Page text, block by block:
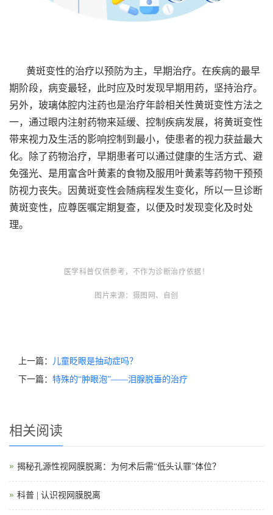
黄斑变性的治疗以预防为主，早期治疗。在疾病的最早
期阶段，病变最轻，此时应及时发现早期用药，坚持治疗。
另外，玻璃体腔内注药也是治疗年龄相关性黄斑变性方法之
一，通过眼内注射药物来延缓、控制疾病发展，将黄斑变性
带来视力及生活的影响控制到最小，使患者的视力获益最大
化。除了药物治疗，早期患者可以通过健康的生活方式、避
免强光、是用富含叶黄素的食物及服用叶黄素等药物干预预
防视力丧失。因黄斑变性会随病程发生变化，所以一旦诊断
黄斑变性，应尊医嘱定期复查，以便及时发现变化及时处
理。
医学科普仅供参考，不作为诊断治疗依据！
图片来源：摄图网、自创
上一篇：
儿童眨眼是抽动症吗？
下一篇： 特殊的“肿眼泡”——泪腺脱垂的治疗
相关阅读
揭秘孔源性视网膜脱离：为何术后需“低头认罪”体位？
科普 | 认识视网膜脱离